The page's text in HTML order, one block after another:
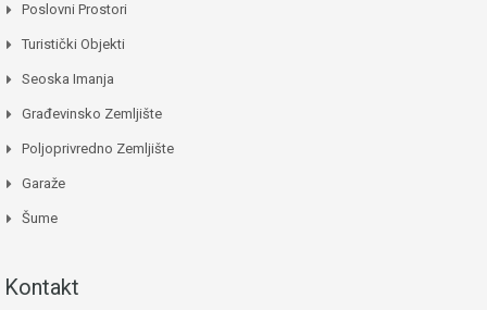
Poslovni Prostori
Turistički Objekti
Seoska Imanja
Građevinsko Zemljište
Poljoprivredno Zemljište
Garaže
Šume
Kontakt